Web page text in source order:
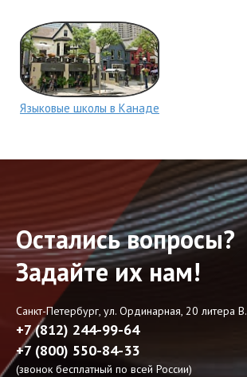
Языковые школы в Канаде
Остались вопросы?
Задайте их нам!
Санкт-Петербург, ул. Ординарная, 20 литера В.
+7 (812) 244-99-64
+7 (800) 550-84-33
(звонок бесплатный по всей России)